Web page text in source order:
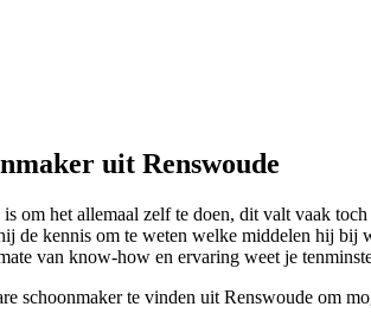
uit Renswoude
het allemaal zelf te doen, dit valt vaak
de kennis om te weten welke middelen hij
van know-how en ervaring weet je
schoonmaker te vinden uit Renswoude om